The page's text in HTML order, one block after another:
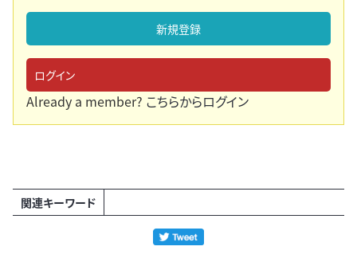
新規登録
ログイン
Already a member? こちらからログイン
関連キーワード